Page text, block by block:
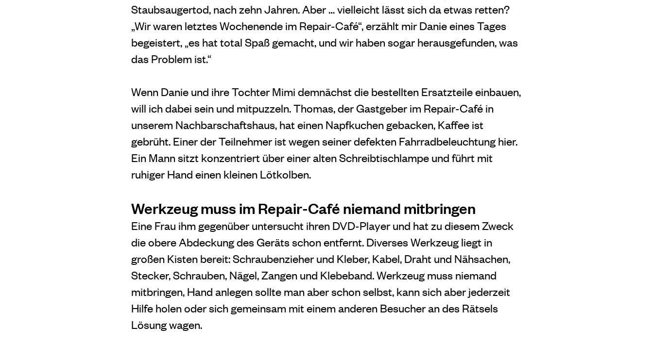
Staubsaugertod, nach zehn Jahren. Aber … vielleicht lässt sich da etwas retten?
„Wir waren letztes Wochenende im Repair-Café“, erzählt mir Danie eines Tages
begeistert, „es hat total Spaß gemacht, und wir haben sogar herausgefunden, was
das Problem ist.“
Wenn Danie und ihre Tochter Mimi demnächst die bestellten Ersatzteile einbauen,
will ich dabei sein und mitpuzzeln. Thomas, der Gastgeber im Repair-Café in
unserem Nachbarschaftshaus, hat einen Napfkuchen gebacken, Kaffee ist
gebrüht. Einer der Teilnehmer ist wegen seiner defekten Fahrradbeleuchtung hier.
Ein Mann sitzt konzentriert über einer alten Schreibtischlampe und führt mit
ruhiger Hand einen kleinen Lötkolben.
Werkzeug muss im Repair-Café niemand mitbringen
Eine Frau ihm gegenüber untersucht ihren DVD-Player und hat zu diesem Zweck
die obere Abdeckung des Geräts schon entfernt. Diverses Werkzeug liegt in
großen Kisten bereit: Schraubenzieher und Kleber, Kabel, Draht und Nähsachen,
Stecker, Schrauben, Nägel, Zangen und Klebeband. Werkzeug muss niemand
mitbringen, Hand anlegen sollte man aber schon selbst, kann sich aber jederzeit
Hilfe holen oder sich gemeinsam mit einem anderen Besucher an des Rätsels
Lösung wagen.